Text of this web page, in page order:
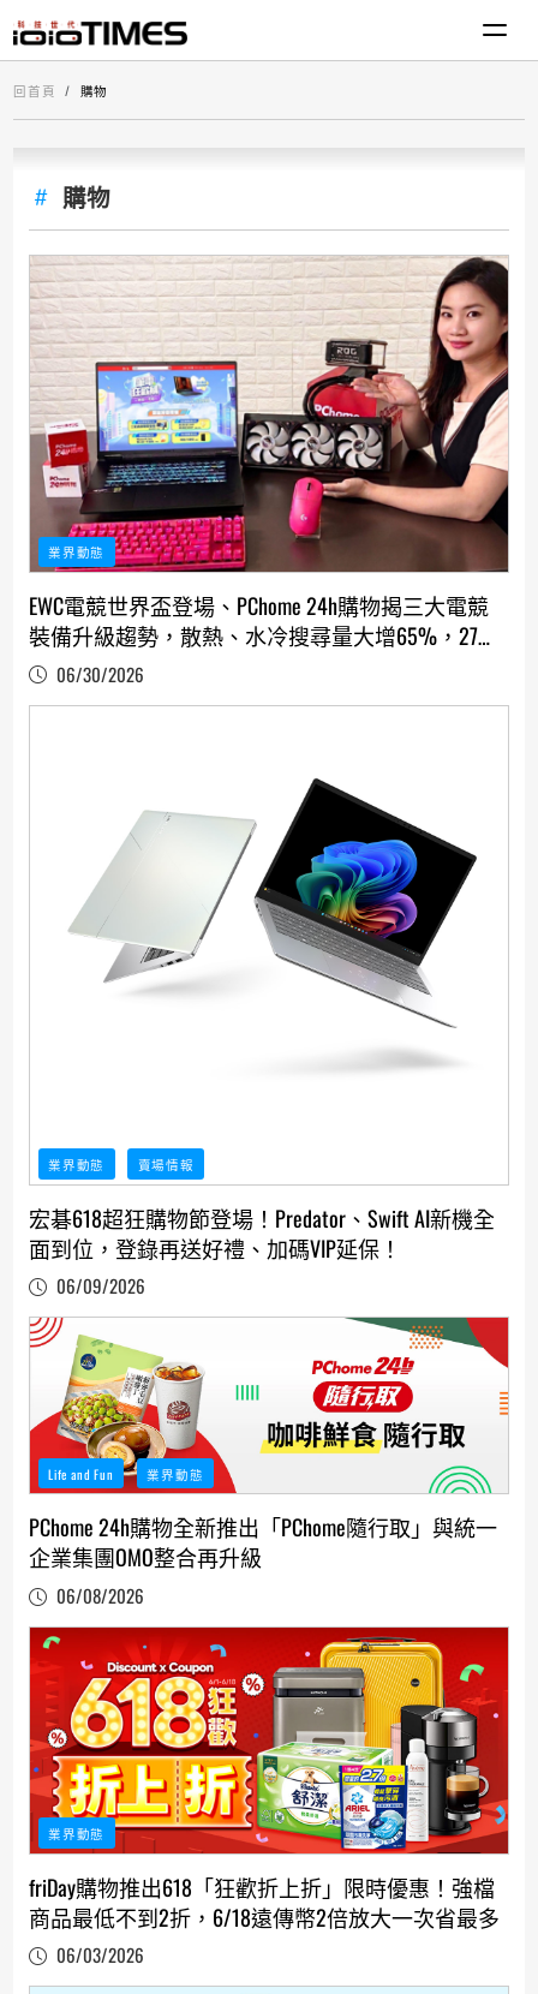
回首頁 購物
購物
業界動態
EWC電競世界盃登場、PChome 24h購物揭三大電競
裝備升級趨勢，散熱、水冷搜尋量大增65%，27吋
以上大尺寸螢幕銷量佔比破過半
06/30/2026
業界動態 賣場情報
宏碁618超狂購物節登場！Predator、Swift AI新機全
面到位，登錄再送好禮、加碼VIP延保！
06/09/2026
Life and Fun 業界動態
PChome 24h購物全新推出「PChome隨行取」與統一
企業集團OMO整合再升級
06/08/2026
業界動態
friDay購物推出618「狂歡折上折」限時優惠！強檔
商品最低不到2折，6/18遠傳幣2倍放大一次省最多
06/03/2026